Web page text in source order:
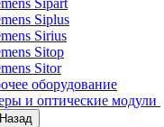
Sipart
Siplus
Sirius
Sitop
Sitor
оборудование
и оптические модули
Назад